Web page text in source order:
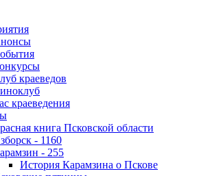
краеведов
краеведения
книга Псковской области
- 1160
- 255
История Карамзина о Пскове